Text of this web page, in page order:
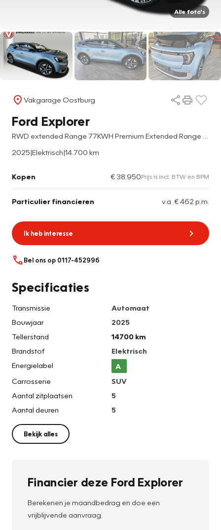
Alle foto's
Vakgarage Oostburg
Ford Explorer
2025|Elektrisch|14.700 km
Kopen € 38.950Prijs is incl. BTW en BPM
Particulier financieren v.a. € 462 p.m.
Ik heb interesse
Bel ons op 0117-452996
Specificaties
Transmissie
Automaat
Bouwjaar
2025
Tellerstand
14700 km
Brandstof
Elektrisch
Energielabel
A
Carrosserie
SUV
Aantal zitplaatsen
5
Aantal deuren
5
Bekijk alles
Financier deze Ford Explorer
Berekenen je maandbedrag en doe een
vrijblijvende aanvraag.